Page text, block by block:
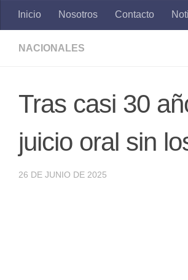
Inicio Nosotros Contacto
NACIONALES
Tras casi 30
juicio oral sin
26 DE JUNIO DE 2025